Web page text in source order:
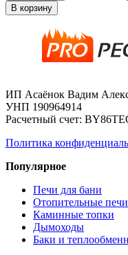
В корзину
ИП Асаёнок Вадим
УНП 190964914
Расчетный счет:
Политика
Популярное
Печи для бани
Отопительные печи
Каминные топки
Дымоходы
Баки и